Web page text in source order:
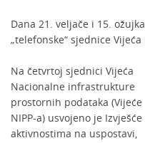
Dana 21. veljače i 15.
„telefonske“ sjednice Vijeća
Na četvrtoj sjednici Vijeća
Nacionalne infrastrukture
prostornih podataka (Vijeće
NIPP-a) usvojeno je Izvješće
aktivnostima na uspostavi,